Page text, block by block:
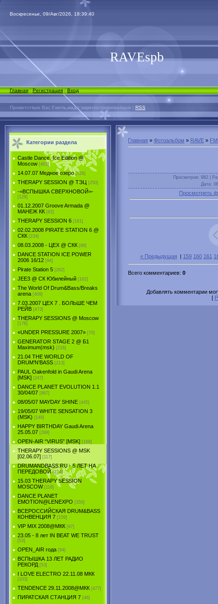
Воскресенье, 09/Авг/2026, 18:39:40
RAVEspb
Главная|Регистрация|Вход
Приветствую Вас Гость,надо зарегистрироваться | RSS
Категории раздела
Castle Dance. Ice Еdition @
Moscow [463]
14.07.07 Медное озеро [126]
THERAPY SESSION @ ТЭЦ [250]
-=ВСПЫШКА СВЕРХНОВОЙ=-
[128]
01.12.2007 Groove Armada @
МАНЕЖ КК [82]
THERAPY SESSION 6 [181]
02.02.2008 PIRATE STATION 6 @
СКК [234]
08.03.2008 - ЦЕХ @ СКК [88]
DANCE STATION ICE POWER
2006 16/12 [94]
Pirate Station 5 [262]
JEE3 @ СК Юбилейный [162]
The World Of Drum&Bass/Breaks
arena [409]
7.03.2007 ЦЕХ 7 . БОЛЬШЕ ЧЕМ
РЕЙВ [473]
THERAPY SESSIONS @ Moscow
[176]
«UNDER PRESSURE 2007» [70]
GENERATOR STAGE 2 @ Б1
Maximum(msk) [216]
21.04 THE WORLD OF
DRUM'N'BASS [213]
PAUL Oakenfold in Gaudi Arena
[MSK] [247]
DANCE PLANET EVOLUTION 1.1
30/04/07 [987]
08/05/07 MAYDAY SHINE [445]
19/05/07 WHITE SENSATION 3
(MSK) [148]
HAPPY BIRTHDAY Gaudi Arena
25.05.07 [299]
OPEN-AIR “VIRUS” [MSK] [168]
THERAPY SESSIONS @ MSK
[02.06.07] [117]
DRUMANDBASS.RU - 5 ЛЕТ НА
ПЕРЕДОВОЙ [274]
15.03 THERAPY SESSION
MOSCOW [116]
DANCE PLANET
EMOTION@LENEXPO [350]
ВСЕРОССИЙСКАЯ DRUM&BASS
КОНВЕНЦИЯ 7 [159]
VIP MIX 2008@МКК [97]
23.05 - 8 лет IN BEAT WE TRUST
[53]
OPEN_AIR года [84]
ВСПЫШКА 13 ЛЕТ РАДИО
РЕКОРД [53]
I LOVE ELECTRO 22.11.08 МКК
[103]
TENDЕNCE 29.11.2008@МКК [477]
ПИРАТСКАЯ СТАНЦИЯ 7 [46]
Главная » Фотоальбом » RAVE »
Просмотров: 982 |
Дата :
Просмотреть
« Предыдущая | 159 160 161
Всего комментариев: 0
Добавлять комментарии
[